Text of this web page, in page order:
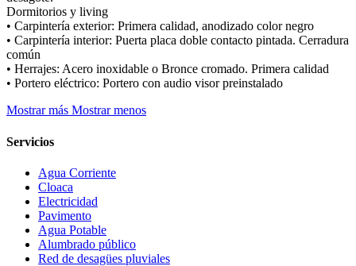
Dormitorios y living
• Carpintería exterior: Primera calidad, anodizado color negro
• Carpintería interior: Puerta placa doble contacto pintada. Cerradura
común
• Herrajes: Acero inoxidable o Bronce cromado. Primera calidad
• Portero eléctrico: Portero con audio visor preinstalado
Mostrar más Mostrar menos
Servicios
Agua Corriente
Cloaca
Electricidad
Pavimento
Agua Potable
Alumbrado público
Red de desagües pluviales